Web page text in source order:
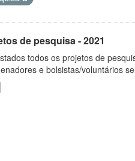
de pesquisa - 2021
todos os projetos de
e bolsistas/voluntários